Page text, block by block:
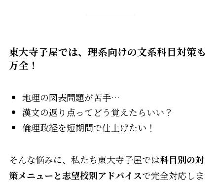
東大寺子屋では、理系向けの文系科目対策も
万全！
地理の図表問題が苦手…
漢文の返り点ってどう覚えたらいい？
倫理政経を短期間で仕上げたい！
そんな悩みに、私たち東大寺子屋では科目別の対
策メニューと志望校別アドバイスで完全対応しま